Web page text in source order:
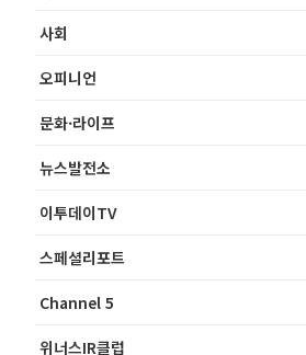
사회
오피니언
문화·라이프
뉴스발전소
이투데이TV
스페셜리포트
Channel 5
위너스IR클럽